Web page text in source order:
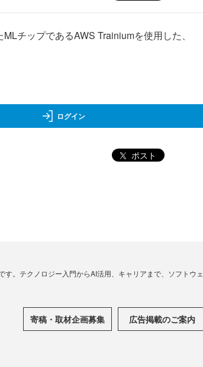
チップであるAWS Trainiumを使用した、
ログイン
ポスト
。テクノロジー入門からAI活用、キャリアまで、ソフトウェ
寄稿・取材企画募集 広告掲載のご案内